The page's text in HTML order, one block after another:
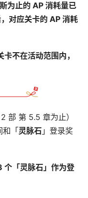
为止的 AP 消耗量已
对应关卡的 AP 消耗
不在活动范围内，
部 第 5.5 章为止）
和「灵脉石 」登录奖
个「灵脉石」作为登